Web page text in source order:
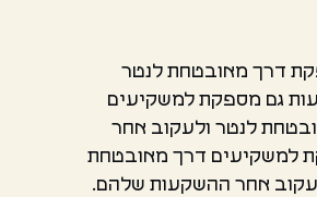
דרך מאובטחת לנטר
גם מספקת למשקיעים
לנטר ולעקוב אחר
למשקיעים דרך מאובטחת
אחר ההשקעות שלהם.